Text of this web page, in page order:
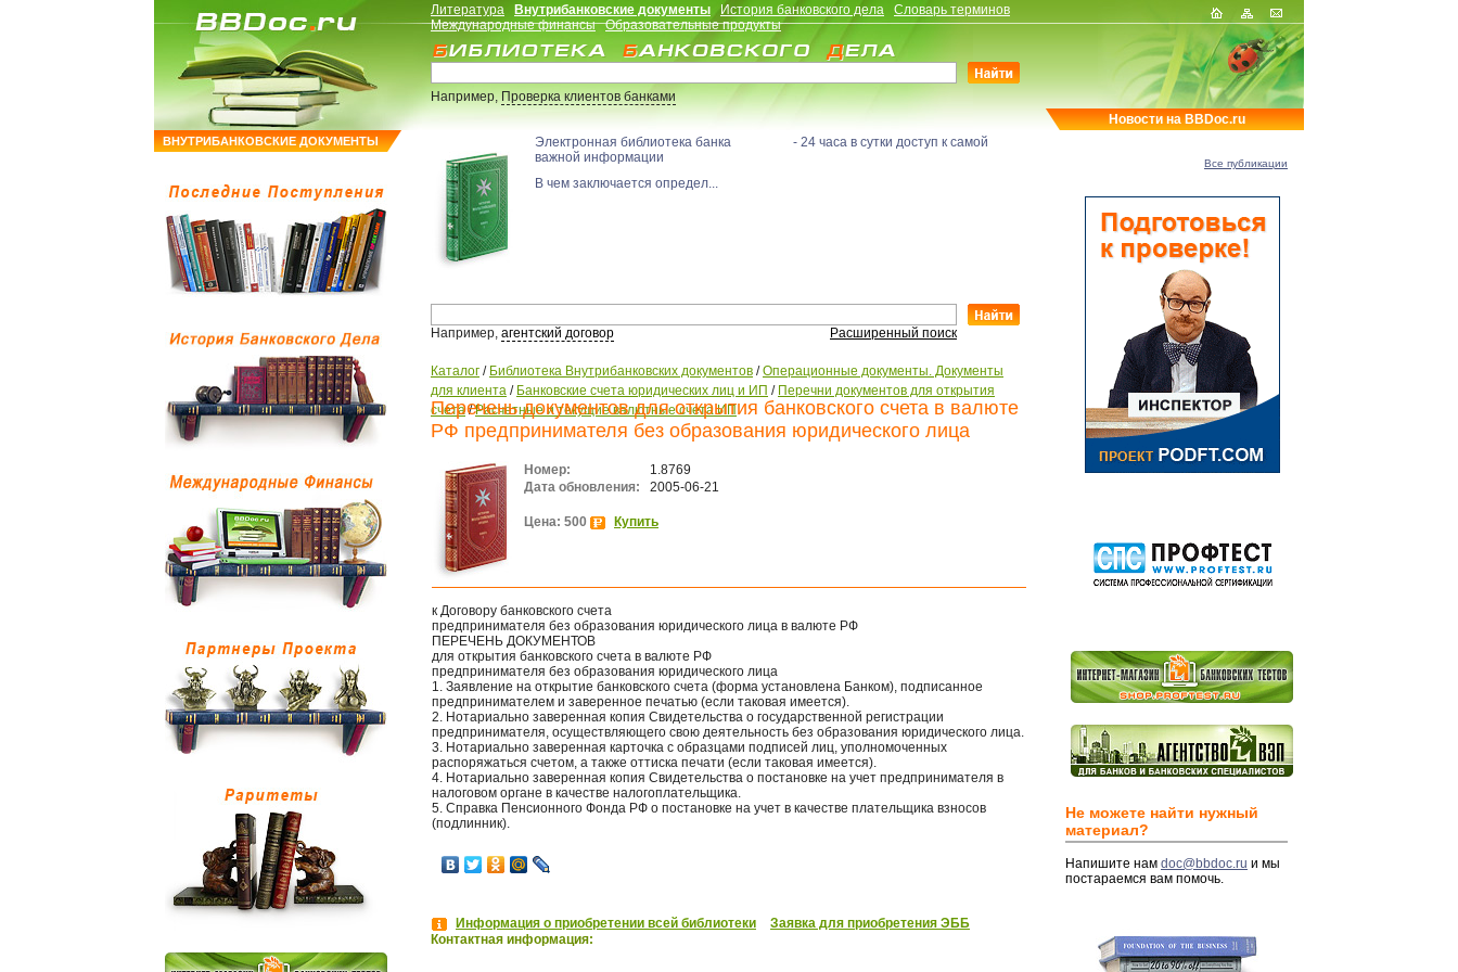
ВНУТРИБАНКОВСКИЕ ДОКУМЕНТЫ
Литература Внутрибанковские документы История банковского дела
Словарь терминов
Международные финансы
Образовательные продукты
Например,Проверка клиентов банками
Электронная библиотека банка - 24 часа в сутки доступ к самой
важной информации
В чем заключается определ...
Например, агентский договор Расширенный поиск
Каталог / Библиотека Внутрибанковских документов /Операционные документы. Документы
для клиента / Банковские счета юридических лиц и ИП / Перечни документов для открытия
счета/Расчетные и текущие валютные счета ИП
Перечень документов для открытия банковского счета в валюте
РФ предпринимателя без образования юридического лица
Номер:
1.8769
Дата обновления:
2005-06-21
Цена: 500 Купить
к Договору банковского счета
предпринимателя без образования юридического лица в валюте РФ
ПЕРЕЧЕНЬ ДОКУМЕНТОВ
для открытия банковского счета в валюте РФ
предпринимателя без образования юридического лица
1. Заявление на открытие банковского счета (форма установлена Банком), подписанное
предпринимателем и заверенное печатью (если таковая имеется).
2. Нотариально заверенная копия Свидетельства о государственной регистрации
предпринимателя, осуществляющего свою деятельность без образования юридического лица.
3. Нотариально заверенная карточка с образцами подписей лиц, уполномоченных
распоряжаться счетом, а также оттиска печати (если таковая имеется).
4. Нотариально заверенная копия Свидетельства о постановке на учет предпринимателя в
налоговом органе в качестве налогоплательщика.
5. Справка Пенсионного Фонда РФ о постановке на учет в качестве плательщика взносов
(подлинник).
Информация о приобретении всей библиотеки
Заявка для приобретения ЭББ
Контактная информация:
Новости на BBDoc.ru
Все публикации
Не можете найти нужный
материал?
Напишите нам doc@bbdoc.ru и мы
постараемся вам помочь.